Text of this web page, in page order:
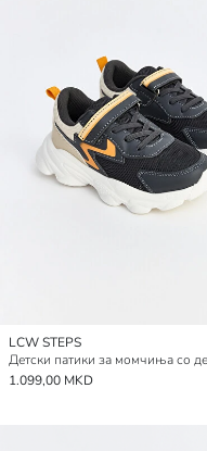
LCW STEPS
Детски патики за момчиња со
1.099,00 MKD